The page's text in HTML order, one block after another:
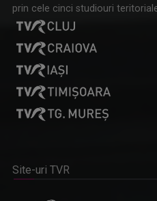
prin cele cinci studiouri
Site-uri TVR